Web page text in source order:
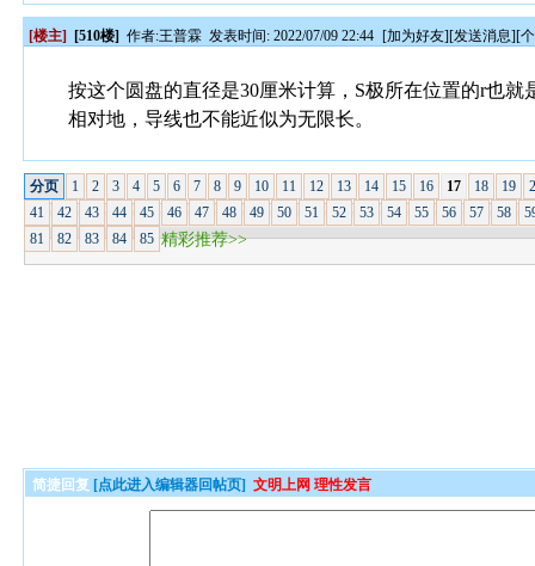
[楼主] [510楼] 作者:王普霖 发表时间: 2022/07/09 22:44 [加为好友][发送消息][
按这个圆盘的直径是30厘米计算，S极所在位置的r也
相对地，导线也不能近似为无限长。
分页 1 2 3 4 5 6 7 8 9 10 11 12 13 14 15 16 17 18 19
41
42 43 44 45 46 47 48 49 50 51 52 53 54 55 56 57 58
81
82 83 84 85 精彩推荐>>
简捷回复 [点此进入编辑器回帖页] 文明上网 理性发言